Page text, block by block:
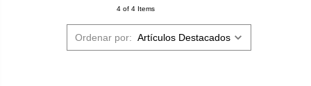
4 of 4 Items
Ordenar por: